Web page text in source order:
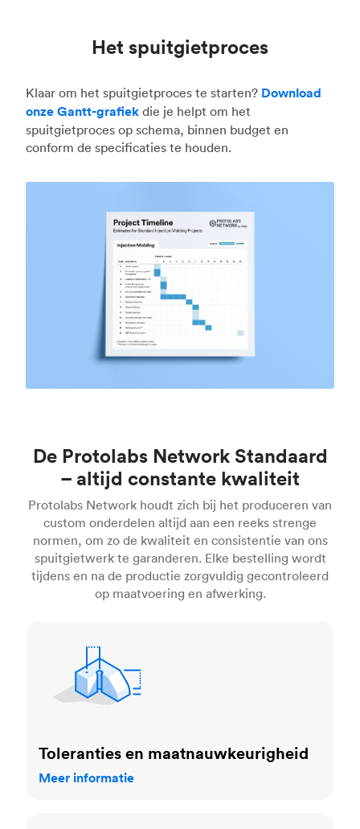
Het spuitgietproces
Klaar om het spuitgietproces te starten? Download
onze Gantt-grafiek die je helpt om het
spuitgietproces op schema, binnen budget en
conform de specificaties te houden.
De Protolabs Network Standaard
– altijd constante kwaliteit
Protolabs Network houdt zich bij het produceren van
custom onderdelen altijd aan een reeks strenge
normen, om zo de kwaliteit en consistentie van ons
spuitgietwerk te garanderen. Elke bestelling wordt
tijdens en na de productie zorgvuldig gecontroleerd
op maatvoering en afwerking.
Toleranties en maatnauwkeurigheid
Meer informatie